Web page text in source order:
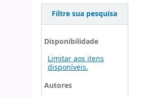
Filtre sua pesquisa
Disponibilidade
Limitar aos itens
disponíveis.
Autores